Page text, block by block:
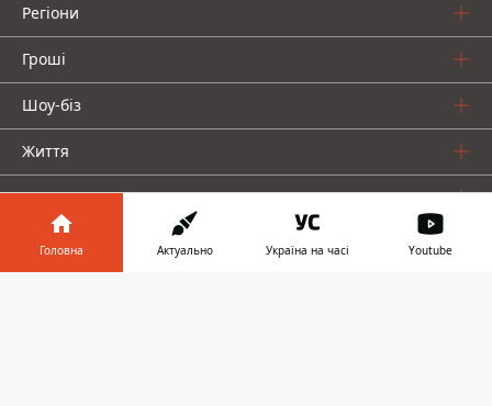
Регіони
Гроші
Шоу-біз
Життя
Про нас
Головна Актуально Україна на часі Youtube